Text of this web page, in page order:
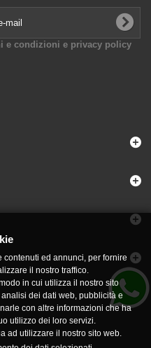
e condizioni e privacy policy
ed annunci, per fornire
il nostro traffico.
in cui utilizza il nostro sito
dei dati web, pubblicità e
con altre informazioni che ha
utilizzo dei loro servizi.
ad utilizzare il nostro sito web.